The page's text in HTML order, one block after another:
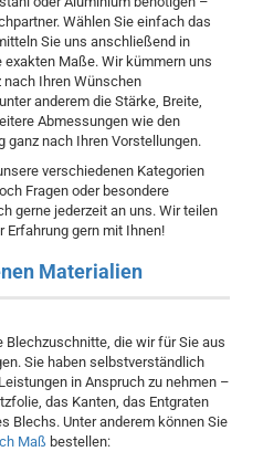
Wählen Sie einfach das
Sie uns anschließend in
Maße. Wir kümmern uns
nach Ihren Wünschen
anderem die Stärke, Breite,
Abmessungen wie den
ganz nach Ihren Vorstellungen.
verschiedenen Kategorien
Fragen oder besondere
gerne jederzeit an uns. Wir teilen
Erfahrung gern mit Ihnen!
Materialien
die wir für Sie aus
Sie haben selbstverständlich
in Anspruch zu nehmen –
das Kanten, das Entgraten
Blechs. Unter anderem können Sie
Maß bestellen: